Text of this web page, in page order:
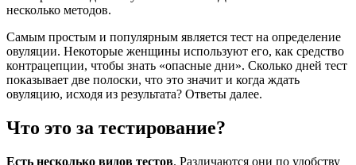
несколько методов.
Самым простым и популярным является тест на определение
овуляции. Некоторые женщины используют его, как средство
контрацепции, чтобы знать «опасные дни». Сколько дней тест
показывает две полоски, что это значит и когда ждать
овуляцию, исходя из результата? Ответы далее.
Что это за тестирование?
Есть несколько видов тестов. Различаются они по удобству